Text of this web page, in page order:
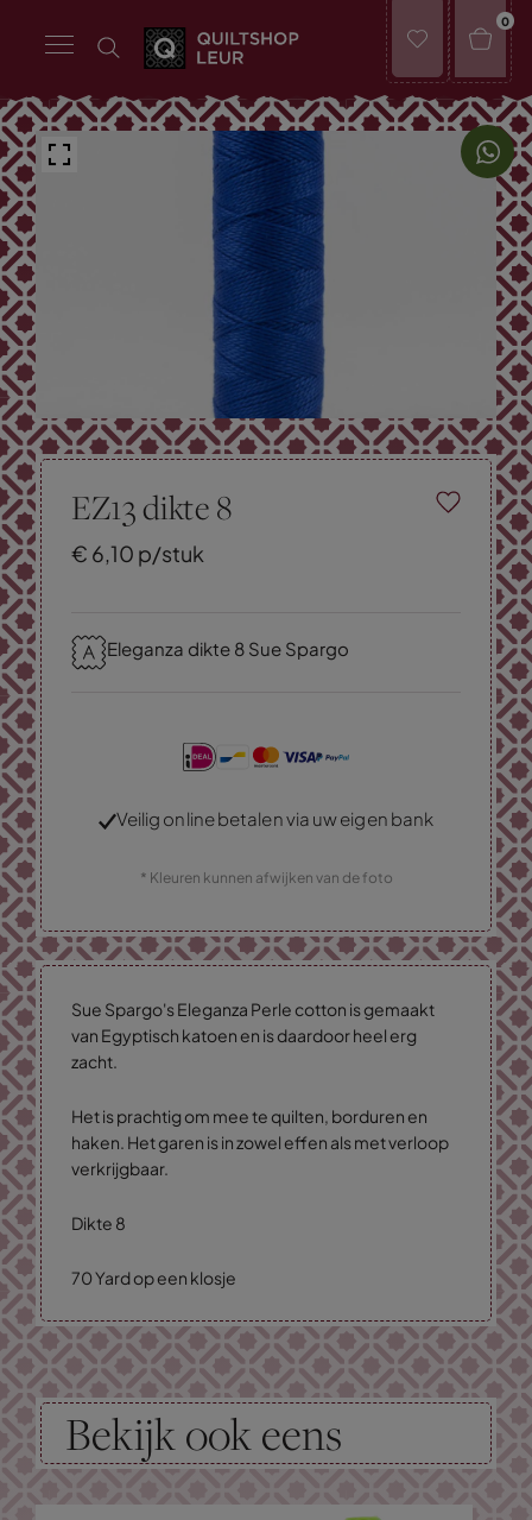
0
EZ13 dikte 8
€ 6,10 p/stuk
Eleganza dikte 8 Sue Spargo
Veilig online betalen via uw eigen bank
* Kleuren kunnen afwijken van de foto
Sue Spargo's Eleganza Perle cotton is gemaakt
van Egyptisch katoen en is daardoor heel erg
zacht.
Het is prachtig om mee te quilten, borduren en
haken. Het garen is in zowel effen als met verloop
verkrijgbaar.
Dikte 8
70 Yard op een klosje
Bekijk ook eens